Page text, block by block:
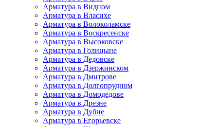
Арматура в Видном
Арматура в Власихе
Арматура в Волоколамске
Арматура в Воскресенске
Арматура в Высоковске
Арматура в Голицыне
Арматура в Дедовске
Арматура в Дзержинском
Арматура в Дмитрове
Арматура в Долгопрудном
Арматура в Домодедове
Арматура в Дрезне
Арматура в Дубне
Арматура в Егорьевске